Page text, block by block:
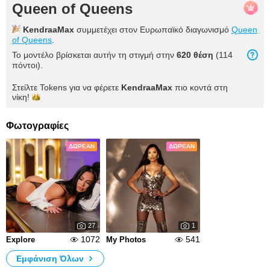
Queen of Queens
KendraaMax συμμετέχει στον Ευρωπαϊκό διαγωνισμό Queen
of Queens
Το μοντέλο βρίσκεται αυτήν τη στιγμή στην 620 θέση (114
πόντοι).
Στείλτε Tokens για να φέρετε KendraaMax πιο κοντά στη
νίκη!
Φωτογραφίες
ΔΩΡΕΆΝ
27
Explore 1072
ΔΩΡΕΆΝ
1
My Photos
541
Εμφάνιση Όλων